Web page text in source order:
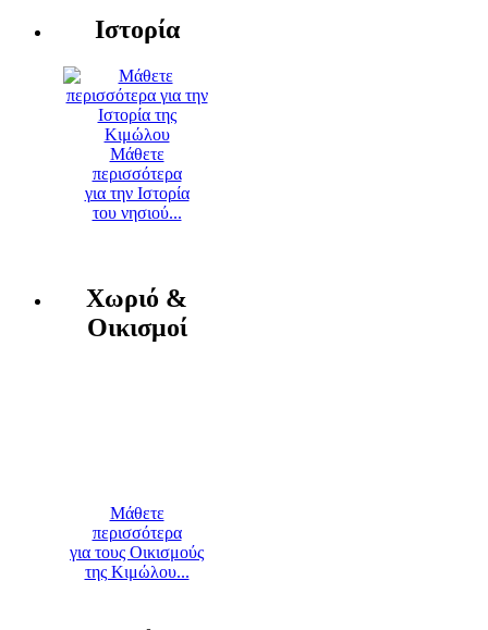
Ιστορία
Μάθετε
περισσότερα
για την Ιστορία
του νησιού...
Χωριό &
Οικισμοί
Μάθετε
περισσότερα
για τους Οικισμούς
της Κιμώλου...